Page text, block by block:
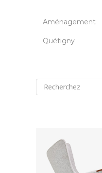
Aménagement
Quétigny